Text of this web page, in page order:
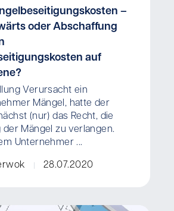
–
oder Abschaffung
auf
Verursacht ein
Mängel, hatte der
(nur) das Recht, die
der Mängel zu verlangen.
Unternehmer ...
28.07.2020